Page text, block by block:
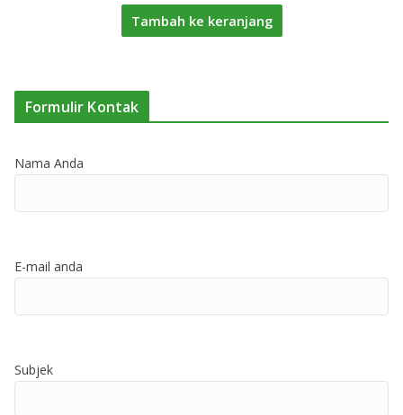
Tambah ke keranjang
Formulir Kontak
Nama Anda
E-mail anda
Subjek